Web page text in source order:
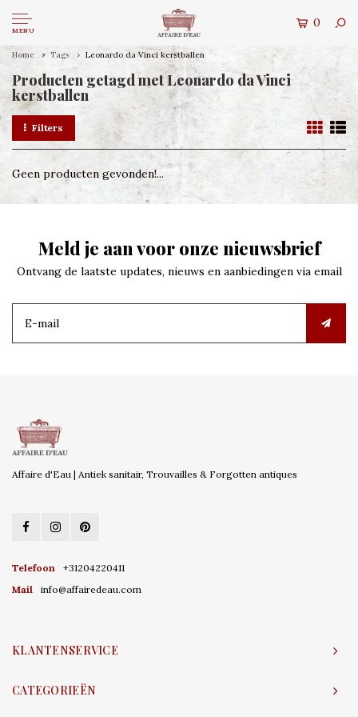
MENU
0
Home Tags Leonardo da Vinci kerstballen
Producten getagd met Leonardo da Vinci
kerstballen
Filters
Geen producten gevonden!...
Meld je aan voor onze nieuwsbrief
Ontvang de laatste updates, nieuws en aanbiedingen via email
Affaire d'Eau | Antiek sanitair, Trouvailles & Forgotten antiques
Telefoon
+31204220411
Mail
info@affairedeau.com
KLANTENSERVICE
CATEGORIEËN